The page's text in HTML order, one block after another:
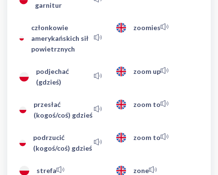
garnitur
członkowie
amerykańskich sił
powietrznych
zoomies
podjechać
(gdzieś)
zoom up
przesłać
(kogoś/coś) gdzieś
zoom to
podrzucić
(kogoś/coś) gdzieś
zoom to
strefa zone